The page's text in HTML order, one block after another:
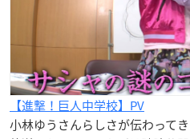
【進撃！巨人中学校】PV
小林ゆうさんらしさが伝わって